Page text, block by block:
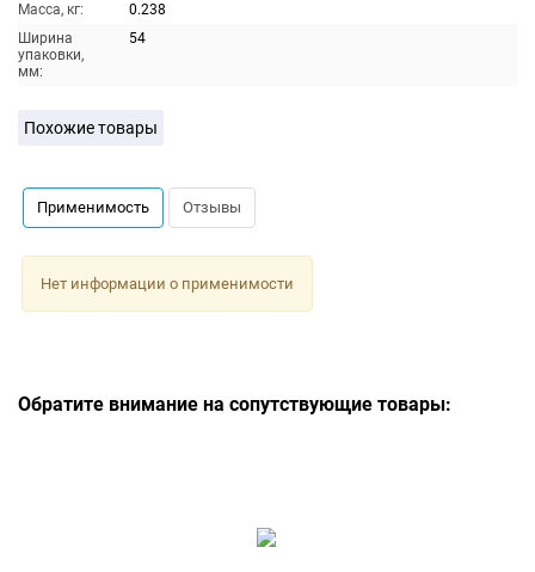
Масса, кг:
0.238
Ширина
упаковки,
мм:
54
Похожие товары
Применимость Отзывы
Нет информации о применимости
Обратите внимание на сопутствующие товары: